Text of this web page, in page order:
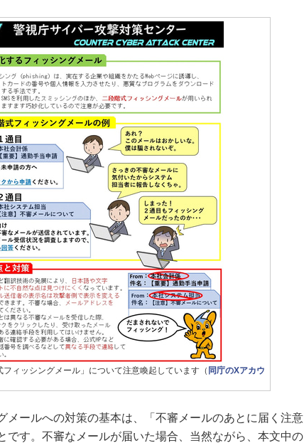
ィッシングメール」について注意喚起しています（ 同庁のXアカウ
ールへの対策の基本は、「不審メールのあとに届く注意
です。不審なメールが届いた場合、当然ながら、本文中の